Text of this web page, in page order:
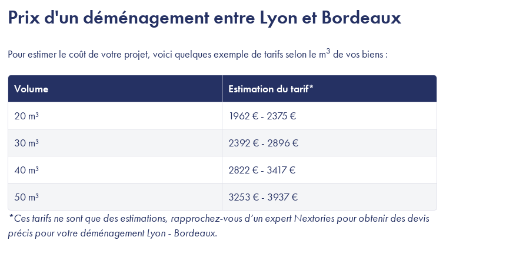
Prix d'un déménagement entre Lyon et Bordeaux
Pour estimer le coût de votre projet, voici quelques exemple de tarifs selon le m3 de vos biens :
Volume
Estimation du tarif*
20 m³
1962 € - 2375 €
30 m³
2392 € - 2896 €
40 m³
2822 € - 3417 €
50 m³
3253 € - 3937 €
*Ces tarifs ne sont que des estimations, rapprochez-vous d’un expert Nextories pour obtenir des devis
précis pour votre déménagement Lyon - Bordeaux.